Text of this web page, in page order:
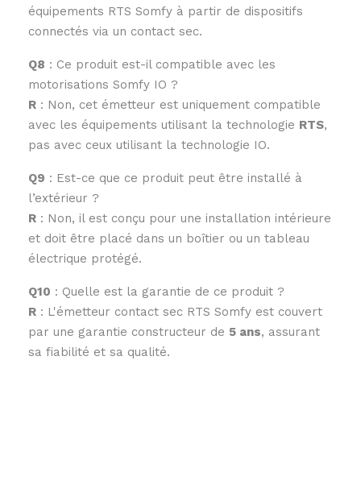
équipements RTS Somfy à partir de dispositifs
connectés via un contact sec.
Q8 : Ce produit est-il compatible avec les
motorisations Somfy IO ?
R : Non, cet émetteur est uniquement compatible
avec les équipements utilisant la technologie RTS,
pas avec ceux utilisant la technologie IO.
Q9 : Est-ce que ce produit peut être installé à
l’extérieur ?
R : Non, il est conçu pour une installation intérieure
et doit être placé dans un boîtier ou un tableau
électrique protégé.
Q10 : Quelle est la garantie de ce produit ?
R : L'émetteur contact sec RTS Somfy est couvert
par une garantie constructeur de 5 ans, assurant
sa fiabilité et sa qualité.